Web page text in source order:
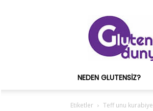
NEDEN GLUTENSIZ?
Etiketler Teff unu kurabiye